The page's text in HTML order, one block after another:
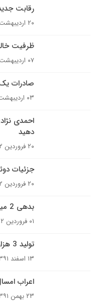
رقابت
۲۰ اردیبهشت ۱۳۹۲
ظرفیت خالی ۱۴ میلیاردی
۰۷ اردیبهشت ۱۳۹۲
صادرات
۰۳ اردیبهشت ۱۳۹۲
احمدی
دهید
۲۰ فروردین ۱۳۹۲
جزئیات
۲۰ فروردین ۱۳۹۲
بدهی 2 میلیارد دلاری «رویال داچ شل» به ایران
۰۱ فروردین ۱۳۹۲
تولید 3 هزار سانتریفیوژ نسل جدید
۱۳ اسفند ۱۳۹۱
اعراب
۲۳ بهمن ۱۳۹۱